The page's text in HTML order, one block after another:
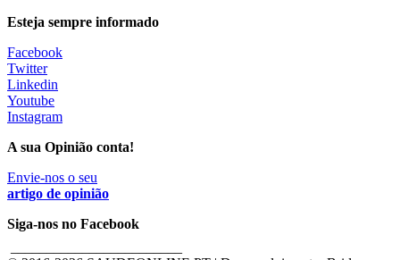
Esteja sempre informado
Facebook
Twitter
Linkedin
Youtube
Instagram
A sua Opinião conta!
Envie-nos o seu
artigo de opinião
Siga-nos no Facebook